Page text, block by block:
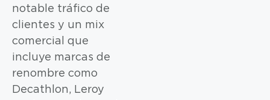
notable tráfico de
clientes y un mix
comercial que
incluye marcas de
renombre como
Decathlon, Leroy